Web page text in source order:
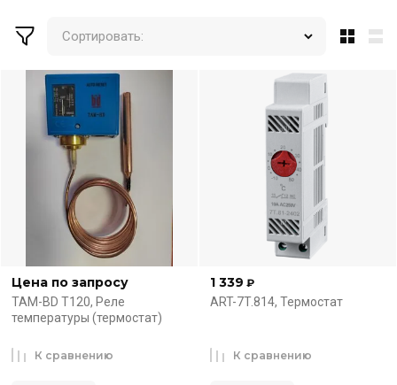
Сортировать:
Цена по запросу
ТАМ-BD Т120, Реле
температуры (термостат)
К сравнению
1 339 ₽
ART-7T.814, Термостат
К сравнению